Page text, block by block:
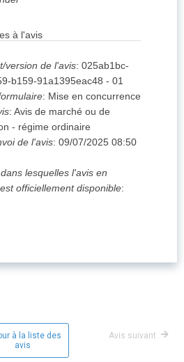
à l'avis
version de l'avis: 025ab1bc-
b159-91a1395eac48 - 01
: Mise en concurrence
: Avis de marché ou de
- régime ordinaire
de l'avis: 09/07/2025 08:50
lesquelles l'avis en
officiellement disponible:
à la liste des
avis
Avis suivant